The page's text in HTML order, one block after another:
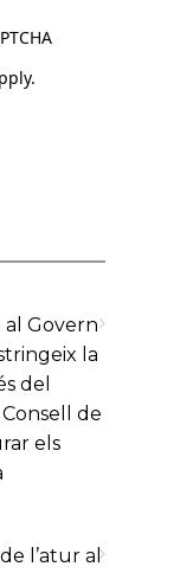
Govern
la
del
de
els
l’atur al